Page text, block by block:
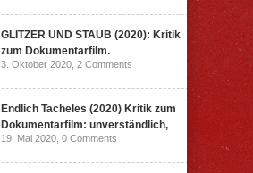
GLITZER UND STAUB (2020): Kritik
zum Dokumentarfilm.
3. Oktober 2020, 2 Comments
Endlich Tacheles (2020) Kritik zum
Dokumentarfilm: unverständlich,
19. Mai 2020, 0 Comments